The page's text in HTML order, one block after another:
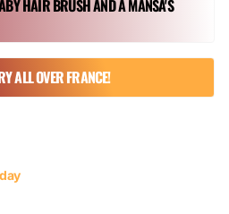
HAIR BRUSH AND A MANSA'S
ALL OVER FRANCE!